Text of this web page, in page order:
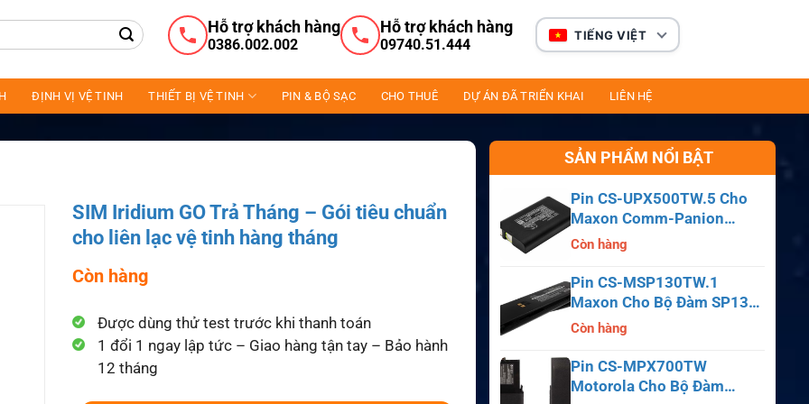
Hỗ trợ khách hàng
0386.002.002
Hỗ trợ khách hàng
09740.51.444
TIẾNG VIỆT
ĐỊNH VỊ VỆ TINH THIẾT BỊ VỆ TINH PIN & BỘ SẠC CHO THUÊ DỰ ÁN ĐÃ TRIỂN KHAI LIÊN HỆ
SIM Iridium GO Trả Tháng – Gói tiêu chuẩn
cho liên lạc vệ tinh hàng tháng
Còn hàng
Được dùng thử test trước khi thanh toán
1 đổi 1 ngay lập tức – Giao hàng tận tay – Bảo hành
12 tháng
SẢN PHẨM NỔI BẬT
Pin CS-UPX500TW.5 Cho
Maxon Comm-Panion
CP0150, CP0511, CP0515
Còn hàng
Pin CS-MSP130TW.1
Maxon Cho Bộ Đàm SP130,
SP140, SP150, SL55
Còn hàng
Pin CS-MPX700TW
Motorola Cho Bộ Đàm